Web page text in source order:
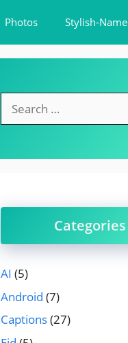
Photos Stylish-Name
for:
Categories
AI (5)
Android (7)
Captions(27)